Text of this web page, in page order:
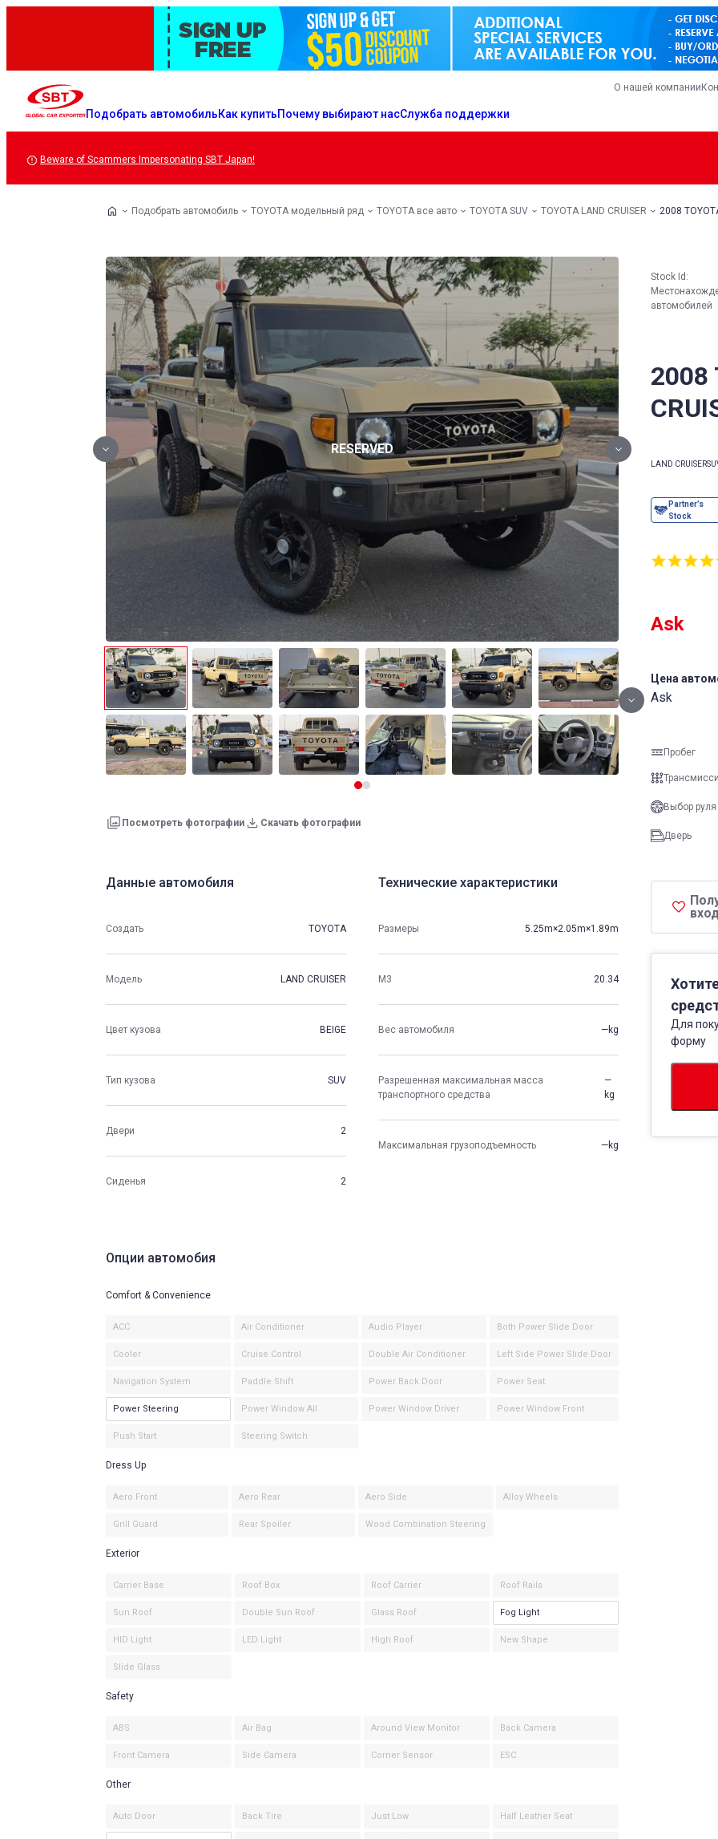
Подобрать автомобильКак купитьПочему выбирают насСлужба поддержки
О нашей компании
Beware of Scammers Impersonating SBT Japan!
Подобрать автомобиль TOYOTA модельный ряд TOYOTA все авто TOYOTA SUV TOYOTA LAND CRUISER 2008
2008
LAND CRUISER
Stock Id:
автомобилей
Посмотреть фотографии Скачать фотографии
Ask
Цена
Ask
Для
форму
Пробег
Выбор руля
Дверь
Данные автомобиля
Создать TOYOTA
Модель LAND CRUISER
Цвет кузова BEIGE
Тип кузова SUV
Двери 2
Сиденья 2
Технические характеристики
Размеры 5.25m×2.05m×1.89m
М3 20.34
Вес автомобиля —kg
Разрешенная максимальная масса
транспортного средства
—
kg
Максимальная грузоподъемность —kg
Опции автомобия
Comfort & Convenience
ACC Air Conditioner Audio Player Both Power Slide Door
Cooler Cruise Control Double Air Conditioner Left Side Power Slide Door
Navigation System Paddle Shift Power Back Door Power Seat
Power Steering Power Window All Power Window Driver Power Window Front
Push Start Steering Switch
Dress Up
Aero Front Aero Rear Aero Side Alloy Wheels
Grill Guard Rear Spoiler Wood Combination Steering
Exterior
Carrier Base Roof Box Roof Carrier Roof Rails
Sun Roof Double Sun Roof Glass Roof Fog Light
HID Light LED Light High Roof New Shape
Slide Glass
Safety
ABS Air Bag Around View Monitor Back Camera
Front Camera Side Camera Corner Sensor ESC
Other
Auto Door Back Tire Just Low Half Leather Seat